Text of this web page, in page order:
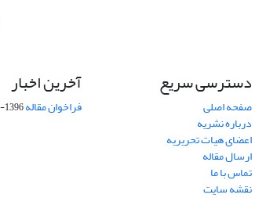
دسترسی سریع
صفحه اصلی
درباره نشریه
اعضای هیات تحریریه
ارسال مقاله
تماس با ما
نقشه سایت
آخرین اخبار
فراخوان مقاله1396-03-03